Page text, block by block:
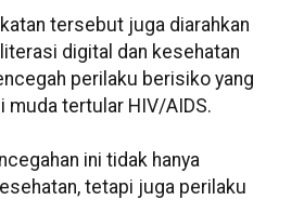
tersebut juga diarahkan
digital dan kesehatan
perilaku berisiko yang
muda tertular HIV/AIDS.
ini tidak hanya
tetapi juga perilaku